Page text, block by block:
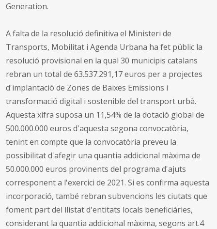
Generation.
A falta de la resolució definitiva el Ministeri de
Transports, Mobilitat i Agenda Urbana ha fet públic la
resolució provisional en la qual 30 municipis catalans
rebran un total de 63.537.291,17 euros per a projectes
d'implantació de Zones de Baixes Emissions i
transformació digital i sostenible del transport urbà.
Aquesta xifra suposa un 11,54% de la dotació global de
500.000.000 euros d'aquesta segona convocatòria,
tenint en compte que la convocatòria preveu la
possibilitat d'afegir una quantia addicional màxima de
50.000.000 euros provinents del programa d'ajuts
corresponent a l'exercici de 2021. Si es confirma aquesta
incorporació, també rebran subvencions les ciutats que
foment part del llistat d'entitats locals beneficiàries,
considerant la quantia addicional màxima, segons art.4